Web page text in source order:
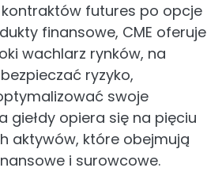
futures po opcje
finansowe, CME oferuje
wachlarz rynków, na
ryzyko,
swoje
giełdy opiera się na pięciu
aktywów, które obejmują
i surowcowe.